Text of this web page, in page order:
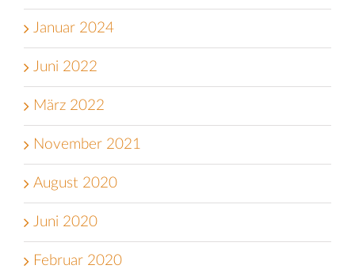
Januar 2024
Juni 2022
März 2022
November 2021
August 2020
Juni 2020
Februar 2020